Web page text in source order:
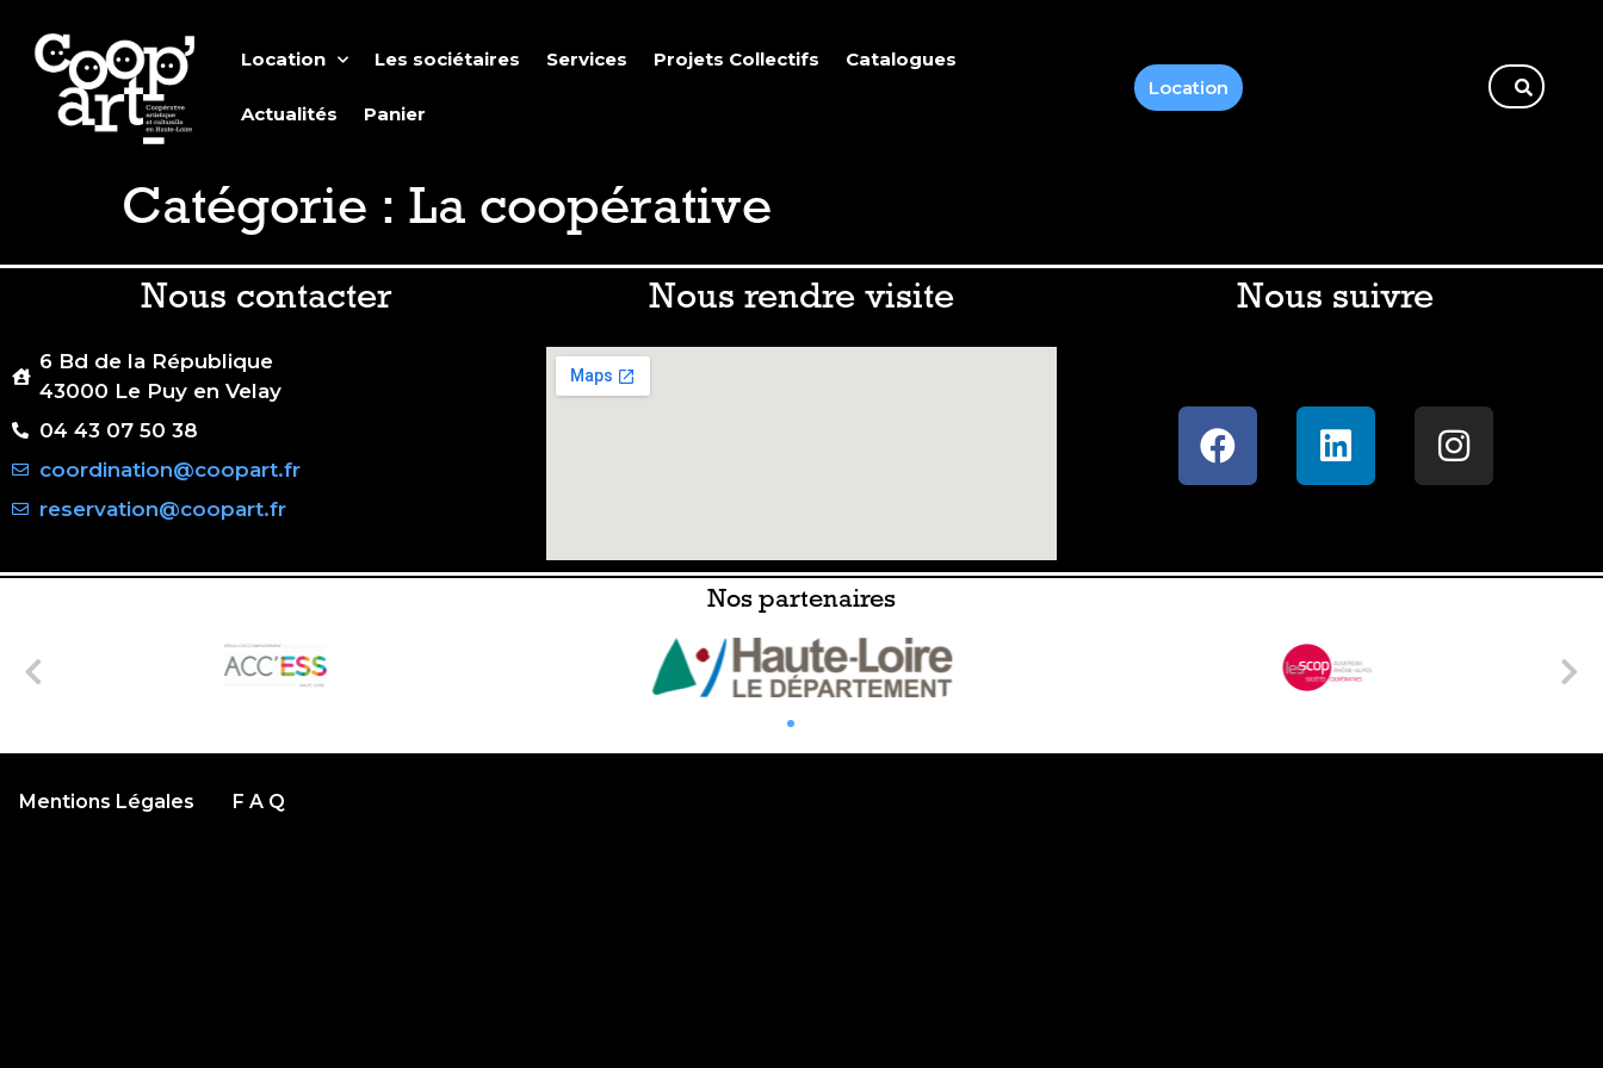
Location Les sociétaires Services Projets Collectifs Catalogues
Actualités Panier
Location
Catégorie : La coopérative
Nous contacter
6 Bd de la République
43000 Le Puy en Velay
04 43 07 50 38
coordination@coopart.fr
reservation@coopart.fr
Nous rendre visite Nous suivre
Nos partenaires
Mentions Légales F A Q